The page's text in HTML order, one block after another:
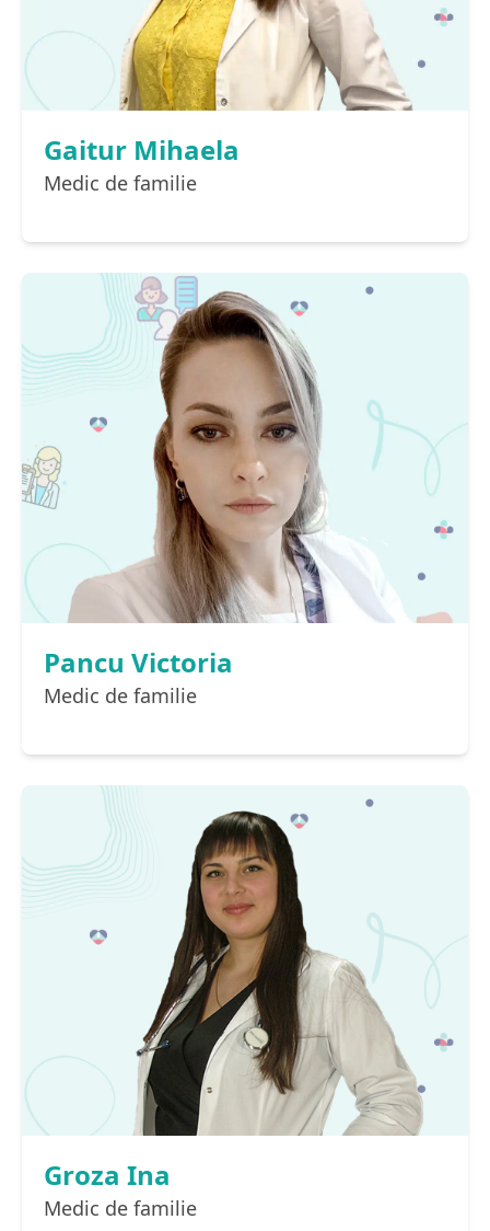
Gaitur Mihaela
Medic de familie
Pancu Victoria
Medic de familie
Groza Ina
Medic de familie